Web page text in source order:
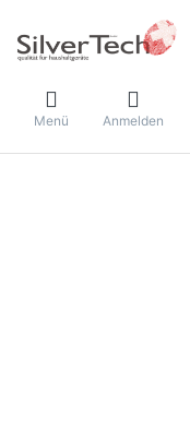
Menü Anmelden